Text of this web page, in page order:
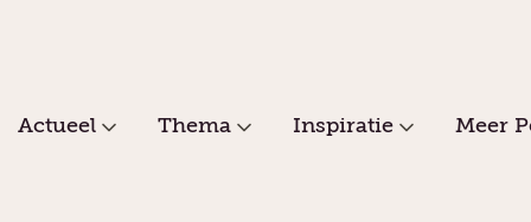
Actueel Thema Inspiratie Meer